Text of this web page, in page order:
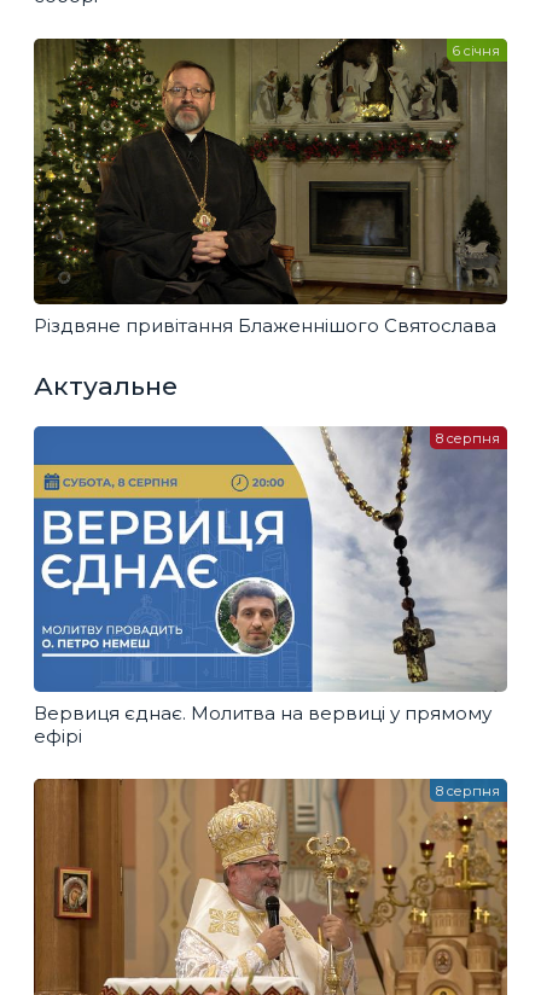
Різдвяне привітання Блаженнішого Святослава
6 січня
Актуальне
Вервиця єднає. Молитва на вервиці у прямому
ефірі
8 серпня
8 серпня